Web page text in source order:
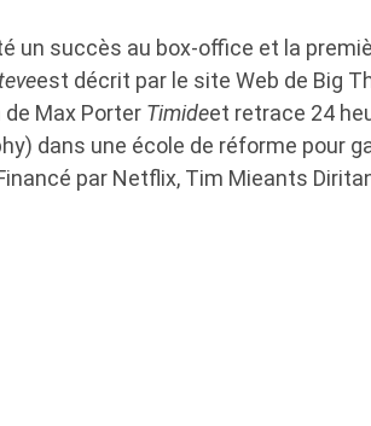
un succès au box-office et la
est décrit par le site Web de Big
Max Porter Timideet retrace 24
dans une école de réforme pour
par Netflix, Tim Mieants